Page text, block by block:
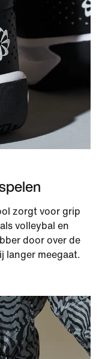
zorgt voor grip
volleybal en
door over de
langer meegaat.